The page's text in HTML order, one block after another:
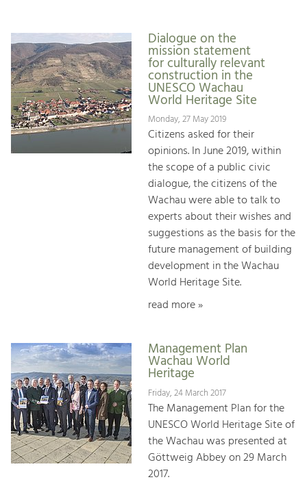
Dialogue on the
mission statement
for culturally relevant
construction in the
UNESCO Wachau
World Heritage Site
Monday, 27 May 2019
Citizens asked for their
opinions. In June 2019, within
the scope of a public civic
dialogue, the citizens of the
Wachau were able to talk to
experts about their wishes and
suggestions as the basis for the
future management of building
development in the Wachau
World Heritage Site.
read more »
Management Plan
Wachau World
Heritage
Friday, 24 March 2017
The Management Plan for the
UNESCO World Heritage Site of
the Wachau was presented at
Göttweig Abbey on 29 March
2017.